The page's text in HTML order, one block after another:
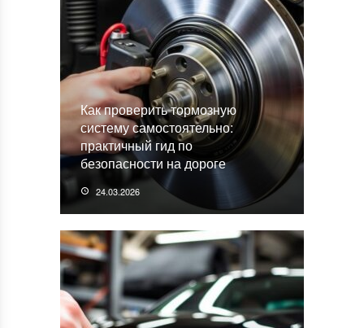
Как проверить тормозную
систему самостоятельно:
практичный гид по
безопасности на дороге
24.03.2026